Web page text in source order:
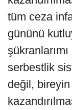
tüm ceza
gününü
serbestlik
değil,